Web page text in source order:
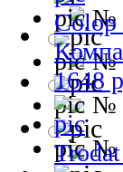
№
№
№
№
Colop
1648